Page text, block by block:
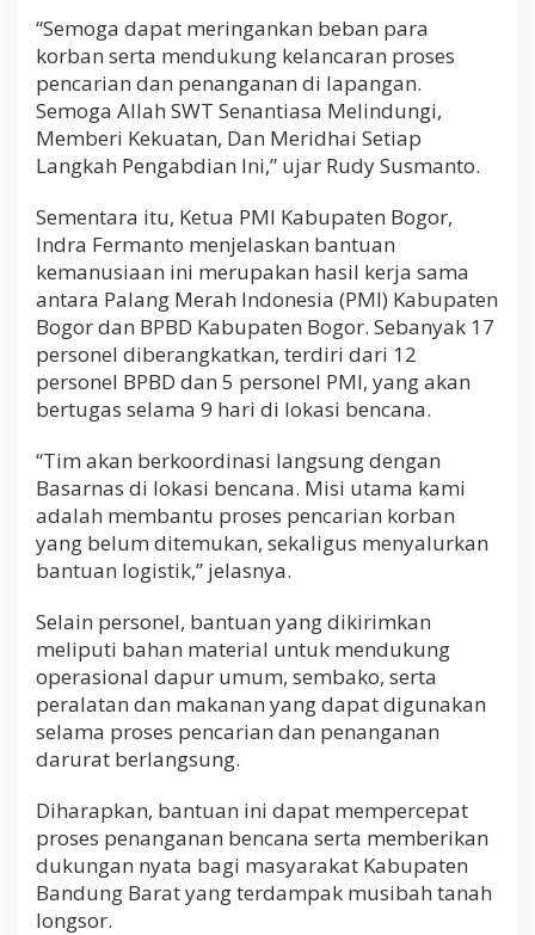
“Semoga dapat meringankan beban para
korban serta mendukung kelancaran proses
pencarian dan penanganan di lapangan.
Semoga Allah SWT Senantiasa Melindungi,
Memberi Kekuatan, Dan Meridhai Setiap
Langkah Pengabdian Ini,” ujar Rudy Susmanto.
Sementara itu, Ketua PMI Kabupaten Bogor,
Indra Fermanto menjelaskan bantuan
kemanusiaan ini merupakan hasil kerja sama
antara Palang Merah Indonesia (PMI) Kabupaten
Bogor dan BPBD Kabupaten Bogor. Sebanyak 17
personel diberangkatkan, terdiri dari 12
personel BPBD dan 5 personel PMI, yang akan
bertugas selama 9 hari di lokasi bencana.
“Tim akan berkoordinasi langsung dengan
Basarnas di lokasi bencana. Misi utama kami
adalah membantu proses pencarian korban
yang belum ditemukan, sekaligus menyalurkan
bantuan logistik,” jelasnya.
Selain personel, bantuan yang dikirimkan
meliputi bahan material untuk mendukung
operasional dapur umum, sembako, serta
peralatan dan makanan yang dapat digunakan
selama proses pencarian dan penanganan
darurat berlangsung.
Diharapkan, bantuan ini dapat mempercepat
proses penanganan bencana serta memberikan
dukungan nyata bagi masyarakat Kabupaten
Bandung Barat yang terdampak musibah tanah
longsor.